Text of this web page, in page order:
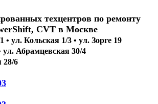
техцентров по ремонту
CVT в Москве
ул. Кольская 1/3 • ул. Зорге 19
ул. Абрамцевская 30/4
28/6